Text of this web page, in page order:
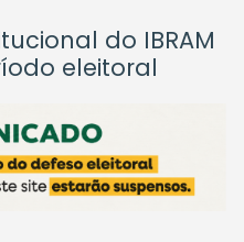
do IBRAM
eleitoral